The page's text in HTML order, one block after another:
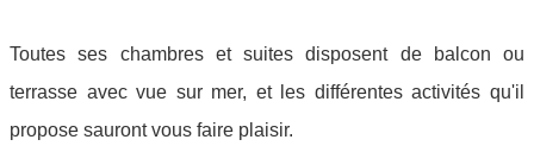
Toutes ses chambres et suites disposent de balcon ou
terrasse avec vue sur mer, et les différentes activités qu'il
propose sauront vous faire plaisir.